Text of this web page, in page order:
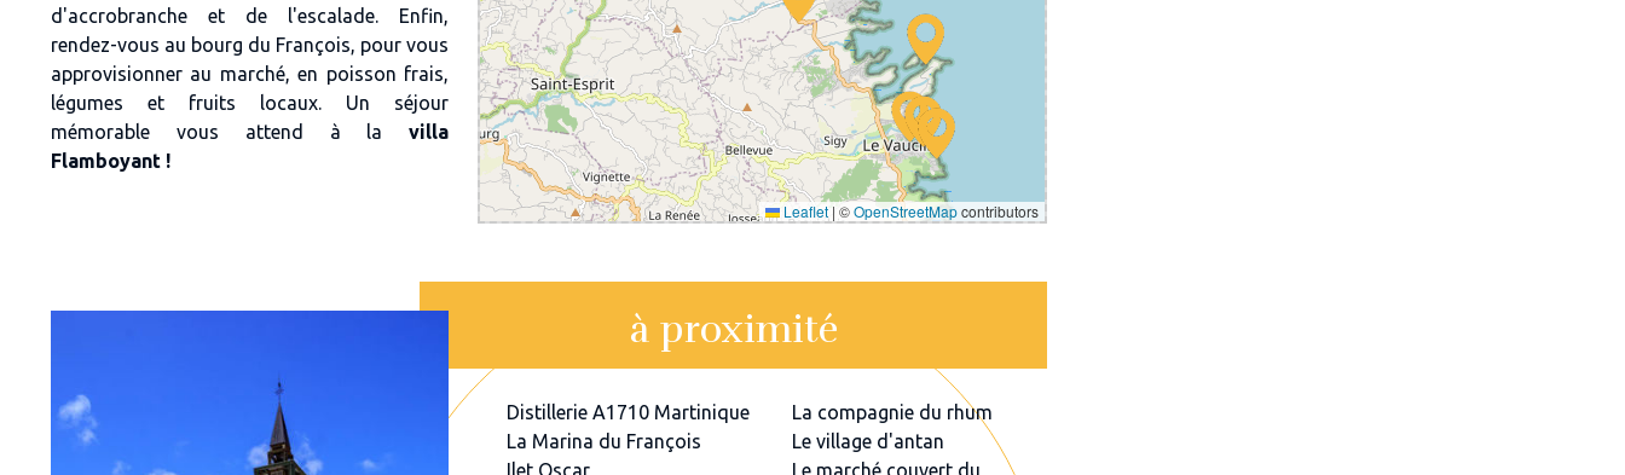
d'accrobranche et de l'escalade. Enfin,
rendez-vous au bourg du François, pour vous
approvisionner au marché, en poisson frais,
légumes et fruits locaux. Un séjour
mémorable vous attend à lavilla
Flamboyant !
Leaflet | ©OpenStreetMapcontributors
à proximité
Distillerie A1710 Martinique
La compagnie du rhum
La Marina du François
Le village d'antan
Ilet Oscar
Le marché couvert du